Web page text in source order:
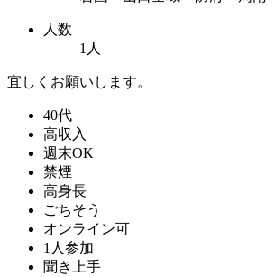
人数
1人
宜しくお願いします。
40代
高収入
週末OK
禁煙
高身長
ごちそう
オンライン可
1人参加
聞き上手